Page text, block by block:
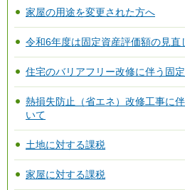
家屋の用途を変更された方へ
令和6年度は固定資産評価額の見直
住宅のバリアフリー改修に伴う固
熱損失防止（省エネ）改修工事に
いて
土地に対する課税
家屋に対する課税